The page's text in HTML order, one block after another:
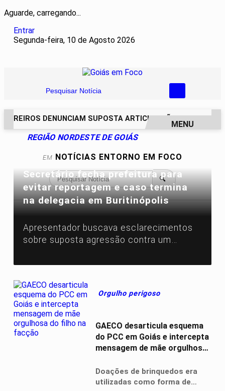
Aguarde, carregando...
Entrar
Segunda-feira, 10 de Agosto 2026
Pesquisar Notícia
DENUNCIAM SUPOSTA ARTICULAÇÃO PARA
EM ALTA
MENU
EM NOTÍCIAS ENTORNO EM FOCO
🔍
REGIÃO NORDESTE DE GOIÁS
Secretário fecha prefeitura para
evitar reportagem e caso termina
na delegacia em Buritinópolis
Apresentador buscava esclarecimentos
sobre suposta agressão contra um
Orgulho perigoso
GAECO desarticula esquema
do PCC em Goiás e intercepta
mensagem de mãe orgulhosa
Doações de brinquedos era
utilizadas como forma de